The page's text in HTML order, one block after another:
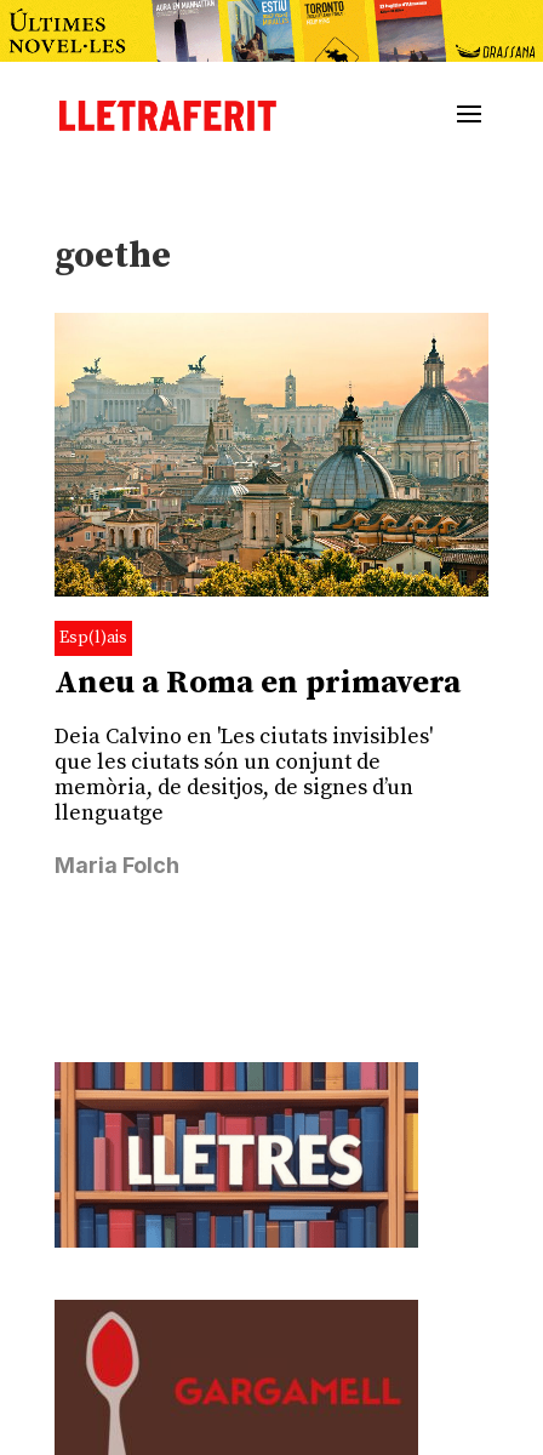
goethe
Esp(l)ais
Aneu a Roma en primavera
Deia Calvino en 'Les ciutats invisibles'
que les ciutats són un conjunt de
memòria, de desitjos, de signes d’un
llenguatge
Maria Folch